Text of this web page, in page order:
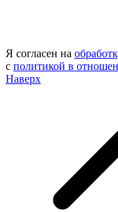
Я согласен на
с политикой в
Наверх